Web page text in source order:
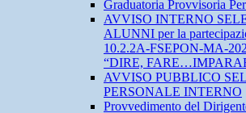
Graduatoria Provvisoria
AVVISO INTERNO
ALUNNI per la
10.2.2A-FSEPON-MA-
“DIRE,
AVVISO PUBBLICO
PERSONALE INTERNO
Provvedimento del